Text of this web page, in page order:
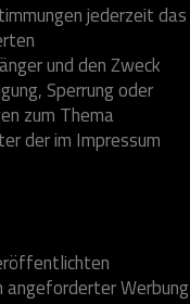
jederzeit das
und den Zweck
Sperrung oder
zum Thema
der im Impressum
angeforderter Werbung